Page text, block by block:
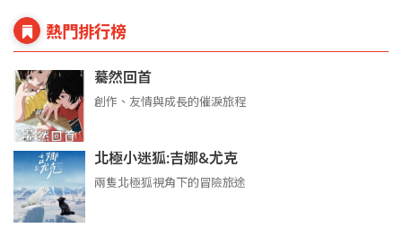
熱門排行榜
驀然回首
創作、友情與成長的催淚旅程
北極小迷狐:吉娜&尤克
兩隻北極狐視角下的冒險旅途